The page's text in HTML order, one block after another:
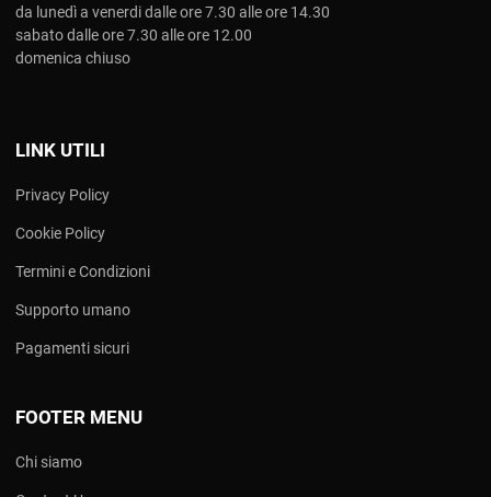
da lunedì a venerdi dalle ore 7.30 alle ore 14.30
sabato dalle ore 7.30 alle ore 12.00
domenica chiuso
LINK UTILI
Privacy Policy
Cookie Policy
Termini e Condizioni
Supporto umano
Pagamenti sicuri
FOOTER MENU
Chi siamo